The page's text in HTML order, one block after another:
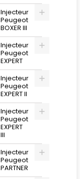
Injecteur
Peugeot
BOXER III
Injecteur
Peugeot
EXPERT
Injecteur
Peugeot
EXPERT II
Injecteur
Peugeot
EXPERT
III
Injecteur
Peugeot
PARTNER